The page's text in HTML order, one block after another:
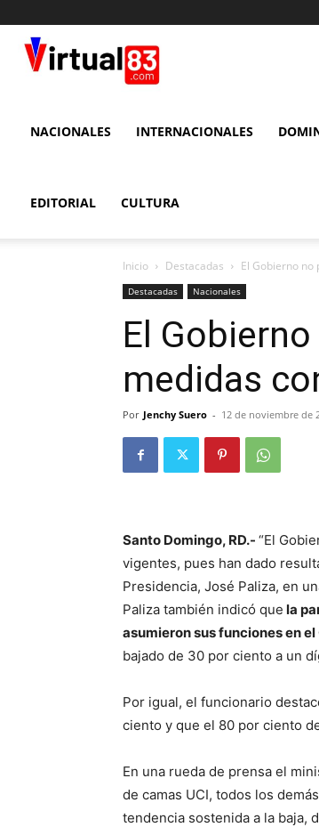
83
NACIONALES INTERNACIONALES
EDITORIAL CULTURA
Inicio Destacadas El Gobierno no
Destacadas Nacionales
El
medidas
Por Jenchy Suero - 12 de noviembre de
Santo Domingo, RD.- “El
vigentes, pues han dado
Presidencia, José Paliza, en
Paliza también indicó que la
asumieron sus funciones en
bajado de 30 por ciento a un
Por igual, el funcionario
ciento y que el 80 por ciento
En una rueda de prensa el
de camas UCI, todos los
tendencia sostenida a la baja,